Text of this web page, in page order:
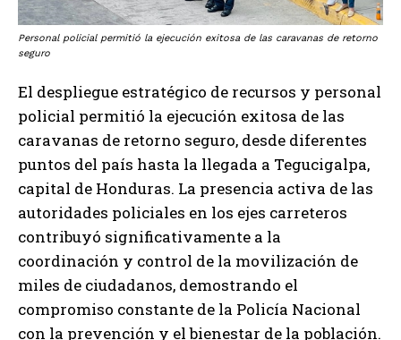
Personal policial permitió la ejecución exitosa de las caravanas de retorno
seguro
El despliegue estratégico de recursos y personal
policial permitió la ejecución exitosa de las
caravanas de retorno seguro, desde diferentes
puntos del país hasta la llegada a Tegucigalpa,
capital de Honduras. La presencia activa de las
autoridades policiales en los ejes carreteros
contribuyó significativamente a la
coordinación y control de la movilización de
miles de ciudadanos, demostrando el
compromiso constante de la Policía Nacional
con la prevención y el bienestar de la población.